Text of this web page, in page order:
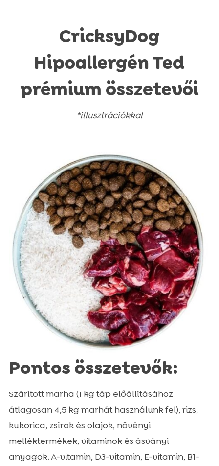
CricksyDog
Hipoallergén Ted
prémium összetevői
*illusztrációkkal
Pontos összetevők:
Szárított marha (1 kg táp előállításához
átlagosan 4,5 kg marhát használunk fel), rizs,
kukorica, zsírok és olajok, növényi
melléktermékek, vitaminok és ásványi
anyagok. A-vitamin, D3-vitamin, E-vitamin, B1-